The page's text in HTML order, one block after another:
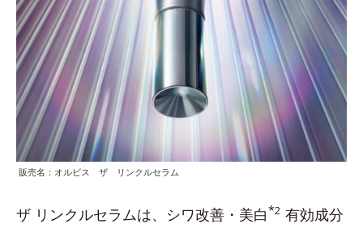
販売名：オルビス ザ リンクルセラム
ザ リンクルセラムは、シワ改善・美白*2 有効成分